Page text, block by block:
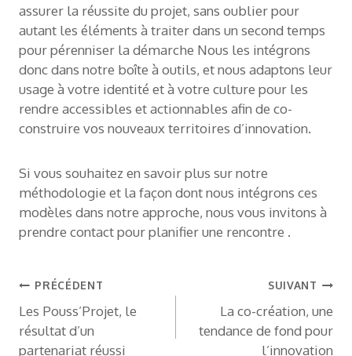
assurer la réussite du projet, sans oublier pour
autant les éléments à traiter dans un second temps
pour pérenniser la démarche Nous les intégrons
donc dans notre boîte à outils, et nous adaptons leur
usage à votre identité et à votre culture pour les
rendre accessibles et actionnables afin de co-
construire vos nouveaux territoires d’innovation.
Si vous souhaitez en savoir plus sur notre
méthodologie et la façon dont nous intégrons ces
modèles dans notre approche, nous vous invitons à
prendre contact pour planifier une rencontre .
Navigation
de
PRÉCÉDENT
Les Pouss’Projet, le
résultat d’un
partenariat réussi
SUIVANT
La co-création, une
tendance de fond pour
l’innovation